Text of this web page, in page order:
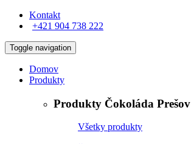
Kontakt
+421 904 738 222
Toggle navigation
Domov
Produkty
Produkty Čokoláda Prešov
Všetky produkty